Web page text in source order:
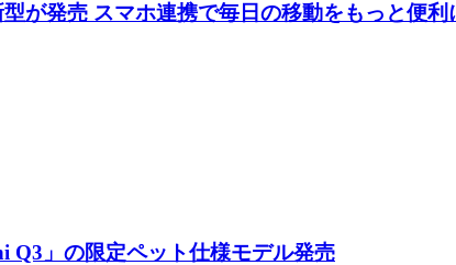
が発売 スマホ連携で毎日の移動をもっと便利
」の限定ペット仕様モデル発売